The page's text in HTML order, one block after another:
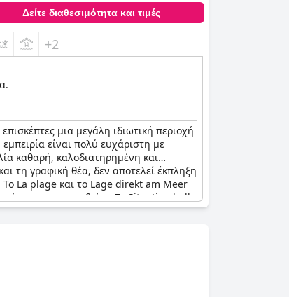
Δείτε διαθεσιμότητα και τιμές
+2
μια μεγάλη ιδιωτική περιοχή
είναι πολύ ευχάριστη με
καθαρή, καλοδιατηρημένη και
τη γραφική θέα, δεν αποτελεί έκπληξη
Το La plage και το Lage direkt am Meer
να επισκεφθείτε. Το Situation belle
ένα ταξίδι στην Ελλάδα και